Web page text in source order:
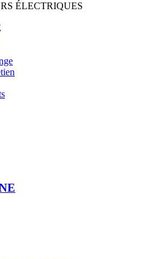
ÉLECTRIQUES